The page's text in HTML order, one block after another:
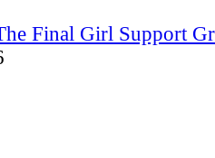
Final Girl Support